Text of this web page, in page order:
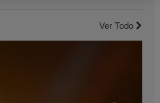
volúmenes de ventas o
de varios Miembros
que se encuentran en
del Plan de Marketing y que
y conocidos. Ver Todo